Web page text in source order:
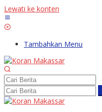
Lewati ke konten
Tambahkan Menu